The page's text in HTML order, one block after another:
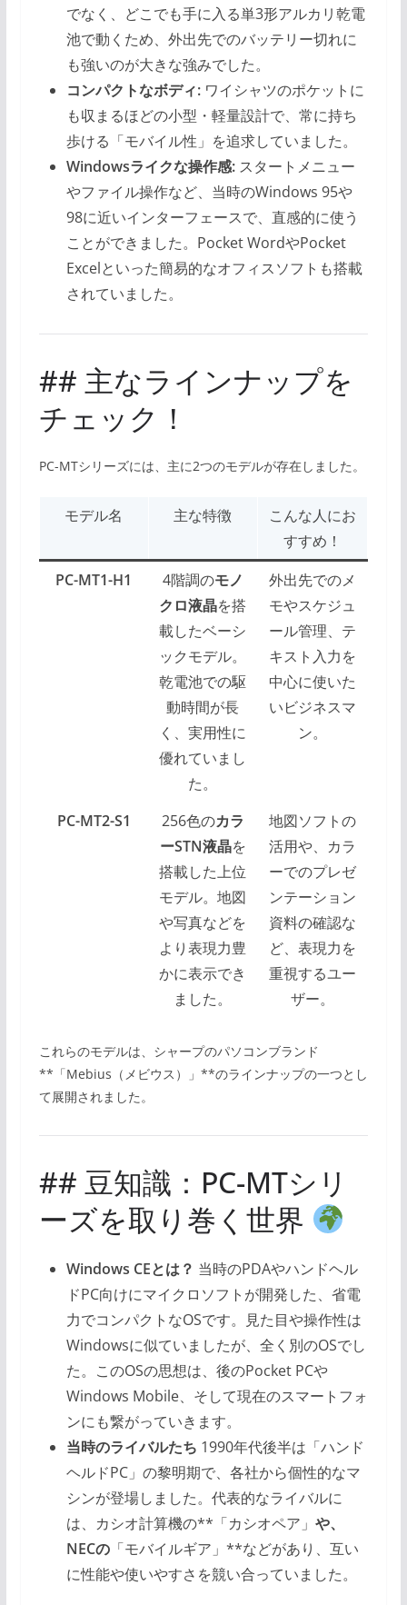
でなく、どこでも手に入る単3形アルカリ乾電
池で動くため、外出先でのバッテリー切れに
も強いのが大きな強みでした。
コンパクトなボディ:ワイシャツのポケットに
も収まるほどの小型・軽量設計で、常に持ち
歩ける「モバイル性」を追求していました。
Windowsライクな操作感:スタートメニュー
やファイル操作など、当時のWindows 95や
98に近いインターフェースで、直感的に使う
ことができました。Pocket WordやPocket
Excelといった簡易的なオフィスソフトも搭載
されていました。
## 主なラインナップを
チェック！
PC-MTシリーズには、主に2つのモデルが存在しました。
モデル名 主な特徴
こんな人にお
すすめ！
PC-MT1-H1
4階調のモノ
クロ液晶を搭
載したベーシ
ックモデル。
乾電池での駆
動時間が長
く、実用性に
優れていまし
た。
外出先でのメ
モやスケジュ
ール管理、テ
キスト入力を
中心に使いた
いビジネスマ
ン。
PC-MT2-S1 256色のカラ
ーSTN液晶を
搭載した上位
モデル。地図
や写真などを
より表現力豊
かに表示でき
ました。
地図ソフトの
活用や、カラ
ーでのプレゼ
ンテーション
資料の確認な
ど、表現力を
重視するユー
ザー。
これらのモデルは、シャープのパソコンブランド
**「Mebius（メビウス）」**のラインナップの一つとし
て展開されました。
## 豆知識：PC-MTシリ
ーズを取り巻く世界
Windows CEとは？ 当時のPDAやハンドヘル
ドPC向けにマイクロソフトが開発した、省電
力でコンパクトなOSです。見た目や操作性は
Windowsに似ていましたが、全く別のOSでし
た。このOSの思想は、後のPocket PCや
Windows Mobile、そして現在のスマートフォ
ンにも繋がっていきます。
当時のライバルたち 1990年代後半は「ハンド
ヘルドPC」の黎明期で、各社から個性的なマ
シンが登場しました。代表的なライバルに
は、カシオ計算機の**「カシオペア」 や、
NECの「モバイルギア」**などがあり、互い
に性能や使いやすさを競い合っていました。